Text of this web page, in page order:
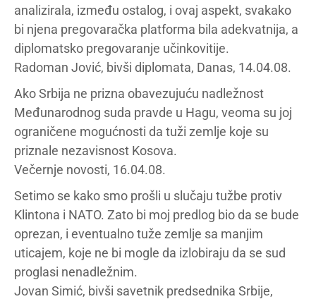
analizirala, između ostalog, i ovaj aspekt, svakako
bi njena pregovaračka platforma bila adekvatnija, a
diplomatsko pregovaranje učinkovitije.
Radoman Jović, bivši diplomata, Danas, 14.04.08.
Ako Srbija ne prizna obavezujuću nadležnost
Međunarodnog suda pravde u Hagu, veoma su joj
ograničene mogućnosti da tuži zemlje koje su
priznale nezavisnost Kosova.
Večernje novosti, 16.04.08.
Setimo se kako smo prošli u slučaju tužbe protiv
Klintona i NATO. Zato bi moj predlog bio da se bude
oprezan, i eventualno tuže zemlje sa manjim
uticajem, koje ne bi mogle da izlobiraju da se sud
proglasi nenadležnim.
Jovan Simić, bivši savetnik predsednika Srbije,